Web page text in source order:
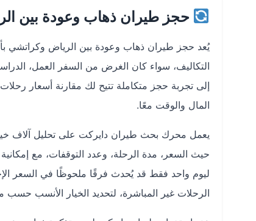
حجز طيران ذهاب وعودة بين
يُعد حجز طيران ذهاب وعودة بين الرياض وكراتشي
التكاليف، سواء كان الغرض من السفر العمل،
إلى تجربة حجز متكاملة تتيح لك مقارنة أسعار
المال والوقت معًا.
يعمل محرك بحث طيران دايركت على تحليل آلاف
حيث السعر، مدة الرحلة، وعدد التوقفات، مع
ليوم واحد فقط قد يُحدث فرقًا ملحوظًا في السعر
الرحلات غير المباشرة، لتحديد الخيار الأنسب حسب